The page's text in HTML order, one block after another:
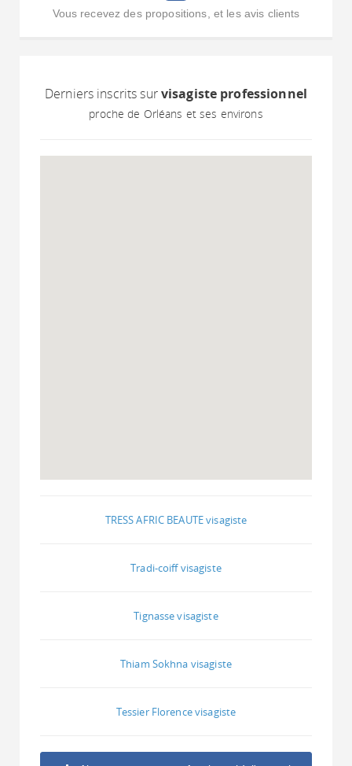
Vous recevez des propositions, et les avis clients
Derniers inscrits survisagiste professionnel
proche de Orléans et ses environs
TRESS AFRIC BEAUTE visagiste
Tradi-coiff visagiste
Tignasse visagiste
Thiam Sokhna visagiste
Tessier Florence visagiste